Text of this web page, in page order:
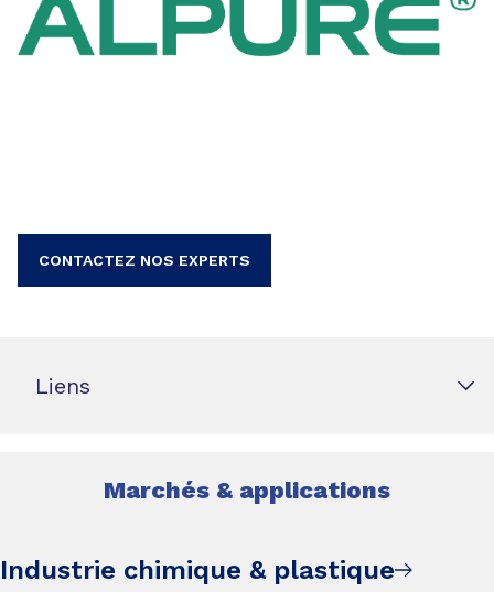
CONTACTEZ NOS EXPERTS
Liens
Marchés & applications
Industrie chimique & plastique